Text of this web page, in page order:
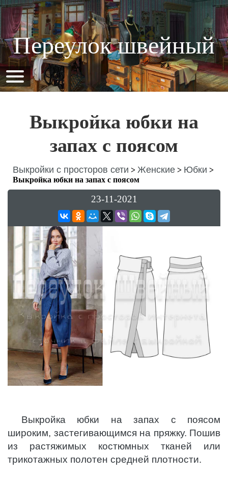
Переулок швейный
Выкройка юбки на
запах с поясом
Выкройки с просторов сети > Женские > Юбки >
Выкройка юбки на запах с поясом
23-11-2021
Выкройка юбки на запах с поясом
широким, застегивающимся на пряжку. Пошив
из растяжимых костюмных тканей или
трикотажных полотен средней плотности.